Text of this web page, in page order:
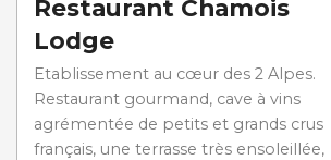
Restaurant Chamois
Lodge
Etablissement au cœur des 2 Alpes.
Restaurant gourmand, cave à vins
agrémentée de petits et grands crus
français, une terrasse très ensoleillée,